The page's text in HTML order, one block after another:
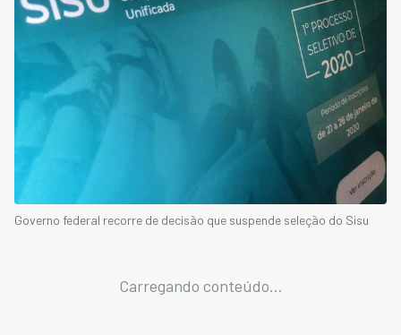
Governo federal recorre de decisão que suspende seleção do Sisu
Carregando conteúdo...